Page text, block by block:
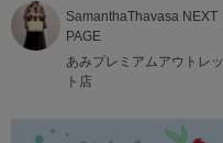
SamanthaThavasa NEXT
PAGE
あみプレミアムアウトレッ
ト店